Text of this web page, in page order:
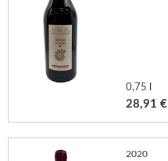
0,75 l
28,91 €
2020